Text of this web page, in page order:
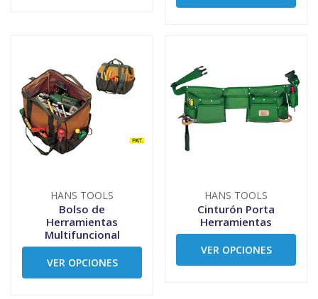
HANS TOOLS
Bolso de
Herramientas
Multifuncional
VER OPCIONES
HANS TOOLS
Cinturón Porta
Herramientas
VER OPCIONES